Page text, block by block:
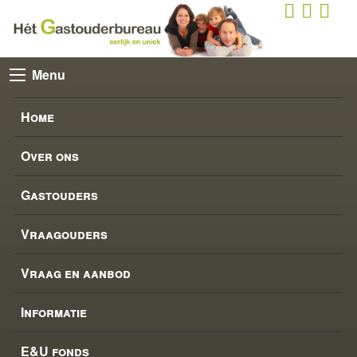
Menu
Home
Over ons
Gastouders
Vraagouders
Vraag en aanbod
Informatie
E&U fonds